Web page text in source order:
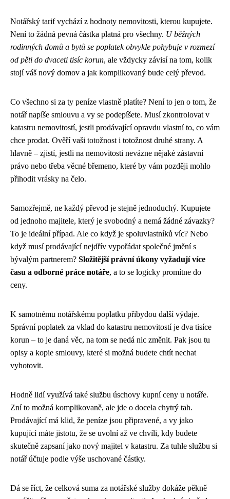
Notářský tarif vychází z hodnoty nemovitosti, kterou kupujete.
Není to žádná pevná částka platná pro všechny. U běžných
rodinných domů a bytů se poplatek obvykle pohybuje v rozmezí
od pěti do dvaceti tisíc korun, ale vždycky závisí na tom, kolik
stojí váš nový domov a jak komplikovaný bude celý převod.
Co všechno si za ty peníze vlastně platíte? Není to jen o tom, že
notář napíše smlouvu a vy se podepíšete. Musí zkontrolovat v
katastru nemovitostí, jestli prodávající opravdu vlastní to, co vám
chce prodat. Ověří vaši totožnost i totožnost druhé strany. A
hlavně – zjistí, jestli na nemovitosti nevázne nějaké zástavní
právo nebo třeba věcné břemeno, které by vám později mohlo
přihodit vrásky na čelo.
Samozřejmě, ne každý převod je stejně jednoduchý. Kupujete
od jednoho majitele, který je svobodný a nemá žádné závazky?
To je ideální případ. Ale co když je spoluvlastníků víc? Nebo
když musí prodávající nejdřív vypořádat společné jmění s
bývalým partnerem? Složitější právní úkony vyžadují více
času a odborné práce notáře, a to se logicky promítne do
ceny.
K samotnému notářskému poplatku přibydou další výdaje.
Správní poplatek za vklad do katastru nemovitostí je dva tisíce
korun – to je daná věc, na tom se nedá nic změnit. Pak jsou tu
opisy a kopie smlouvy, které si možná budete chtít nechat
vyhotovit.
Hodně lidí využívá také službu úschovy kupní ceny u notáře.
Zní to možná komplikovaně, ale jde o docela chytrý tah.
Prodávající má klid, že peníze jsou připravené, a vy jako
kupující máte jistotu, že se uvolní až ve chvíli, kdy budete
skutečně zapsaní jako nový majitel v katastru. Za tuhle službu si
notář účtuje podle výše uschované částky.
Dá se říct, že celková suma za notářské služby dokáže pěkně